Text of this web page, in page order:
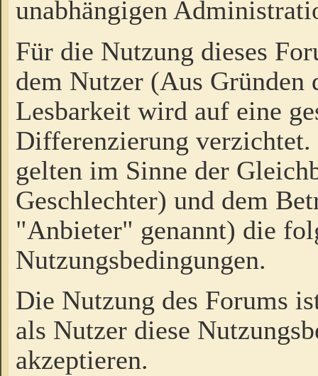
unabhängigen
Für die Nutzung dieses
dem Nutzer (Aus Gründen
Lesbarkeit wird auf eine
Differenzierung
gelten im Sinne der
Geschlechter) und dem
"Anbieter" genannt) die
Nutzungsbedingungen.
Die Nutzung des Forums
als Nutzer diese
akzeptieren.